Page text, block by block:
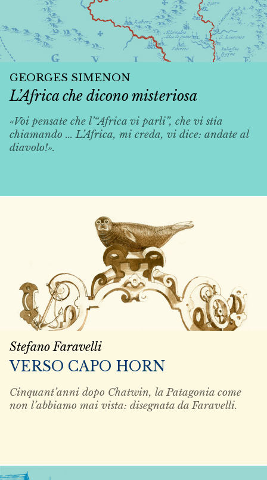
GEORGES SIMENON
L’Africa che dicono misteriosa
«Voi pensate che l’“Africa vi parli”, che vi stia
chiamando ... L’Africa, mi creda, vi dice: andate al
diavolo!».
Stefano Faravelli
VERSO CAPO HORN
Cinquant’anni dopo Chatwin, la Patagonia come
non l’abbiamo mai vista: disegnata da Faravelli.